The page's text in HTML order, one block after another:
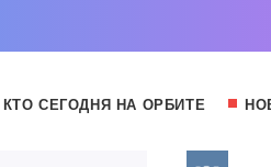
КТО СЕГОДНЯ НА ОРБИТЕ